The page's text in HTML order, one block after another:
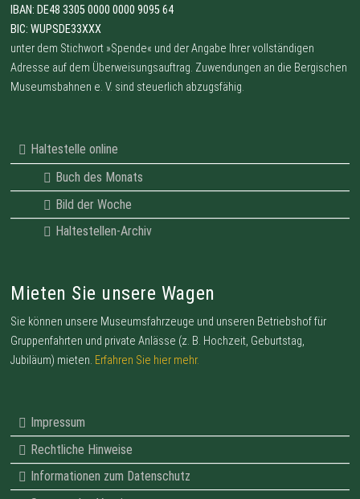
IBAN: DE48 3305 0000 0000 9095 64
BIC: WUPSDE33XXX
unter dem Stichwort »Spende« und der Angabe Ihrer vollständigen
Adresse auf dem Überweisungsauftrag. Zuwendungen an die Bergischen
Museumsbahnen e. V. sind steuerlich abzugsfähig.
Haltestelle online
Buch des Monats
Bild der Woche
Haltestellen-Archiv
Mieten Sie unsere Wagen
Sie können unsere Museumsfahrzeuge und unseren Betriebshof für
Gruppenfahrten und private Anlässe (z. B. Hochzeit, Geburtstag,
Jubiläum) mieten. Erfahren Sie hier mehr.
Impressum
Rechtliche Hinweise
Informationen zum Datenschutz